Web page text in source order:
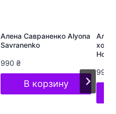
Алена Савраненко Alyona
Savranenko
990 ₴
В корзину
хоп
Hop
990